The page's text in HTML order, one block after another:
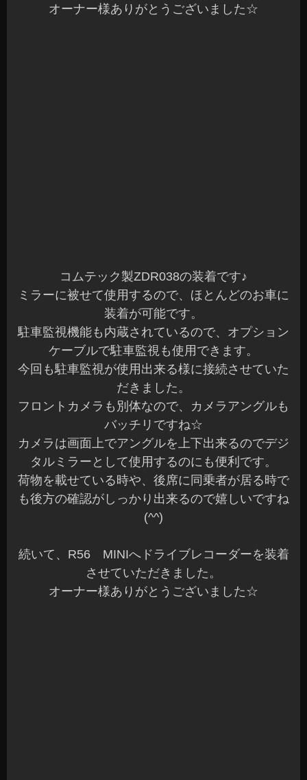
オーナー様ありがとうございました☆
コムテック製ZDR038の装着です♪
ミラーに被せて使用するので、ほとんどのお車に
装着が可能です。
駐車監視機能も内蔵されているので、オプション
ケーブルで駐車監視も使用できます。
今回も駐車監視が使用出来る様に接続させていた
だきました。
フロントカメラも別体なので、カメラアングルも
バッチリですね☆
カメラは画面上でアングルを上下出来るのでデジ
タルミラーとして使用するのにも便利です。
荷物を載せている時や、後席に同乗者が居る時で
も後方の確認がしっかり出来るので嬉しいですね
(^^)
続いて、R56 MINIへドライブレコーダーを装着
させていただきました。
オーナー様ありがとうございました☆